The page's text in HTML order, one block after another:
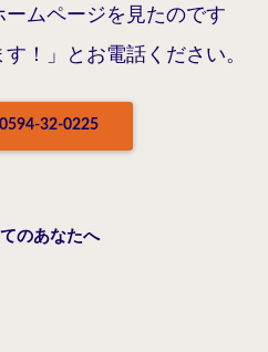
ームページを見たのです
！」とお電話ください。
32-0225
のあなたへ